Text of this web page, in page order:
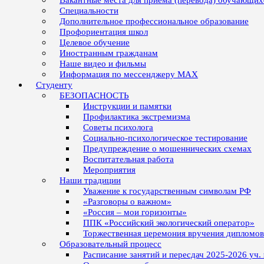
Специальности
Дополнительное профессиональное образование
Профориентация школ
Целевое обучение
Иностранным гражданам
Наше видео и фильмы
Информация по мессенджеру MAX
Студенту
БЕЗОПАСНОСТЬ
Инструкции и памятки
Профилактика экстремизма
Советы психолога
Социально-психологическое тестирование
Предупреждение о мошеннических схемах
Воспитательная работа
Мероприятия
Наши традиции
Уважение к государственным символам РФ
«Разговоры о важном»
«Россия – мои горизонты»
ППК «Российский экологический оператор»
Торжественная церемония вручения
Образовательный процесс
Расписание занятий и пересдач 2025-2026 уч.